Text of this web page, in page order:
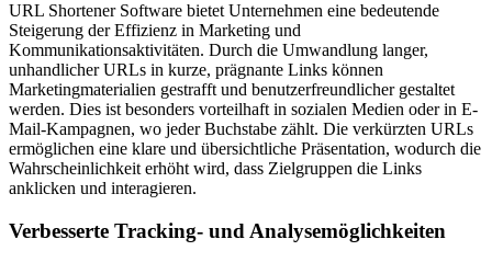
URL Shortener Software bietet Unternehmen eine bedeutende
Steigerung der Effizienz in Marketing und
Kommunikationsaktivitäten. Durch die Umwandlung langer,
unhandlicher URLs in kurze, prägnante Links können
Marketingmaterialien gestrafft und benutzerfreundlicher gestaltet
werden. Dies ist besonders vorteilhaft in sozialen Medien oder in E-
Mail-Kampagnen, wo jeder Buchstabe zählt. Die verkürzten URLs
ermöglichen eine klare und übersichtliche Präsentation, wodurch die
Wahrscheinlichkeit erhöht wird, dass Zielgruppen die Links
anklicken und interagieren.
Verbesserte Tracking- und Analysemöglichkeiten